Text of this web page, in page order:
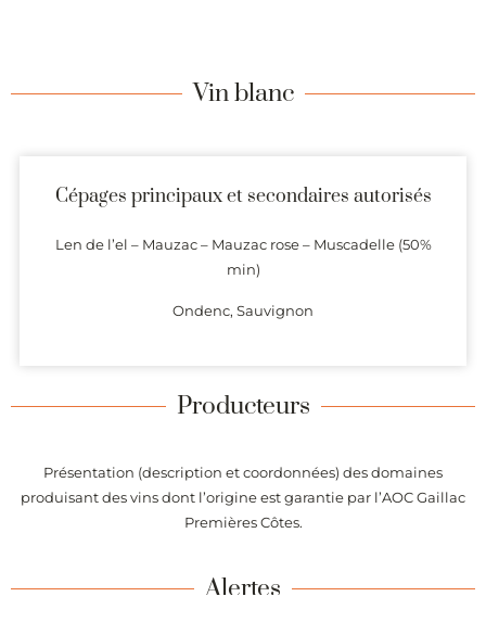
Vin blanc
Cépages principaux et secondaires autorisés
Len de l’el – Mauzac – Mauzac rose – Muscadelle (50%
min)
Ondenc, Sauvignon
Producteurs
Présentation (description et coordonnées) des domaines
produisant des vins dont l’origine est garantie par l’AOC Gaillac
Premières Côtes.
Alertes